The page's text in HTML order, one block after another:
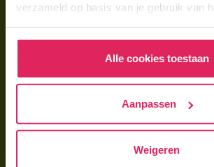
verzameld op basis van je gebruik van
Alle cookies toestaan
Aanpassen
Weigeren
Hoe vind ik gastkinderen?
Trainingen & cursussen
Gastouder worden
Wat verdient een gastouder?